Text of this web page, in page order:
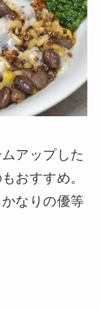
アップした
おすすめ。
なりの優等